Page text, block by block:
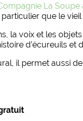
La Soupe
que le
la voix et les
d’écureuils
il permet aussi